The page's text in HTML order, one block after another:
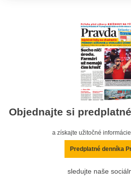
Objednajte si
a získajte užitočné
Predplatné denníka
sledujte naše